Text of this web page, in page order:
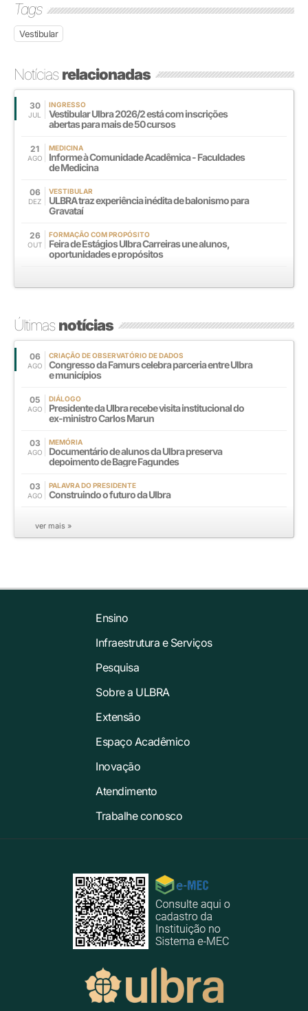
Tags
Vestibular
Notíciasrelacionadas
30
JUL
INGRESSO
Vestibular Ulbra 2026/2 está com inscrições
abertas para mais de 50 cursos
21
AGO
MEDICINA
Informe à Comunidade Acadêmica - Faculdades
de Medicina
06
DEZ
VESTIBULAR
ULBRA traz experiência inédita de balonismo para
Gravataí
26
OUT
FORMAÇÃO COM PROPÓSITO
Feira de Estágios Ulbra Carreiras une alunos,
oportunidades e propósitos
Últimasnotícias
06
AGO
CRIAÇÃO DE OBSERVATÓRIO DE DADOS
Congresso da Famurs celebra parceria entre Ulbra
e municípios
05
AGO
DIÁLOGO
Presidente da Ulbra recebe visita institucional do
ex-ministro Carlos Marun
03
AGO
MEMÓRIA
Documentário de alunos da Ulbra preserva
depoimento de Bagre Fagundes
03
AGO
PALAVRA DO PRESIDENTE
Construindo o futuro da Ulbra
ver mais »
Ensino
Infraestrutura e Serviços
Pesquisa
Sobre a ULBRA
Extensão
Espaço Acadêmico
Inovação
Atendimento
Trabalhe conosco